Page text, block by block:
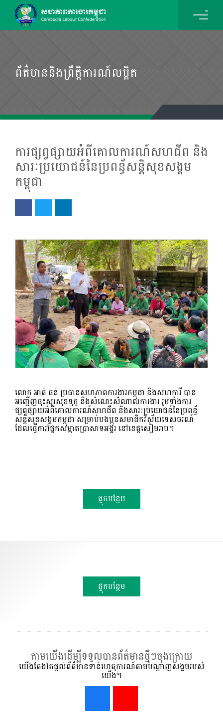
ព័ត៌មាននិងព្រឹត្តិការណ៍លម្អិត
ការផ្សព្វផ្សាយអំពីគោលការណ៍សហជីព និង
សារៈប្រយោជន៍នៃប្រពន្ធ័សន្តិសុខសង្គម
កម្ពុជា
លោក អាត់ ធន់ ប្រធានសហភាពការងារកម្ពុជា និងសហការី បាន
អញ្ជើញចុះសួរសុខទុក្ខ និងសំណេះសំណាលការងារ រួមទាំងការ
ផ្សព្វផ្សាយអំពីគោលការណ៍សហជីព និងសារៈប្រយោជន៍នៃប្រពន្ធ័
សន្តិសុខសង្គមកម្ពុជា សម្រាប់បងប្អូនសមាជិកវិស័យទេសចរណ៍
ដែលធ្វើការផ្នែកសម្អាតប្រាសាទអង្គរ នៅខេត្តសៀមរាប។
ផ្ទុកបន្ថែម
ផ្ទុកបន្ថែម
តាមយើងដើម្បីទទួលបានព័ត៌មានថ្មីៗចុងក្រោយ
យើងតែងតែផ្ដល់ព័ត៌មានទាន់ហេតុការណ៍តាមបណ្ដាញសង្គមរបស់
យើង។